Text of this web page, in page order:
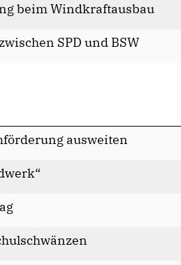
beim Windkraftausbau
SPD und BSW
ausweiten